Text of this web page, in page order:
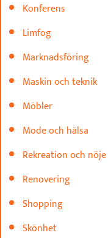
Konferens
Limfog
Marknadsföring
Maskin och teknik
Möbler
Mode och hälsa
Rekreation och nöje
Renovering
Shopping
Skönhet